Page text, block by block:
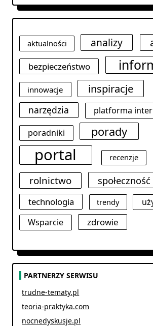
aktualności analizy
bezpieczeństwo
innowacje inspiracje
narzędzia
platforma
poradniki
porady
portal recenzje
rolnictwo społeczność
technologia trendy
Wsparcie
zdrowie
PARTNERZY SERWISU
trudne-tematy.pl
teoria-praktyka.com
nocnedyskusje.pl